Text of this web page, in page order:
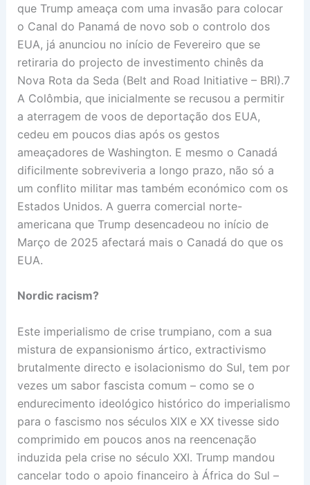
que Trump ameaça com uma invasão para colocar
o Canal do Panamá de novo sob o controlo dos
EUA, já anunciou no início de Fevereiro que se
retiraria do projecto de investimento chinês da
Nova Rota da Seda (Belt and Road Initiative – BRI).7
A Colômbia, que inicialmente se recusou a permitir
a aterragem de voos de deportação dos EUA,
cedeu em poucos dias após os gestos
ameaçadores de Washington. E mesmo o Canadá
dificilmente sobreviveria a longo prazo, não só a
um conflito militar mas também económico com os
Estados Unidos. A guerra comercial norte-
americana que Trump desencadeou no início de
Março de 2025 afectará mais o Canadá do que os
EUA.
Nordic racism?
Este imperialismo de crise trumpiano, com a sua
mistura de expansionismo ártico, extractivismo
brutalmente directo e isolacionismo do Sul, tem por
vezes um sabor fascista comum – como se o
endurecimento ideológico histórico do imperialismo
para o fascismo nos séculos XIX e XX tivesse sido
comprimido em poucos anos na reencenação
induzida pela crise no século XXI. Trump mandou
cancelar todo o apoio financeiro à África do Sul –